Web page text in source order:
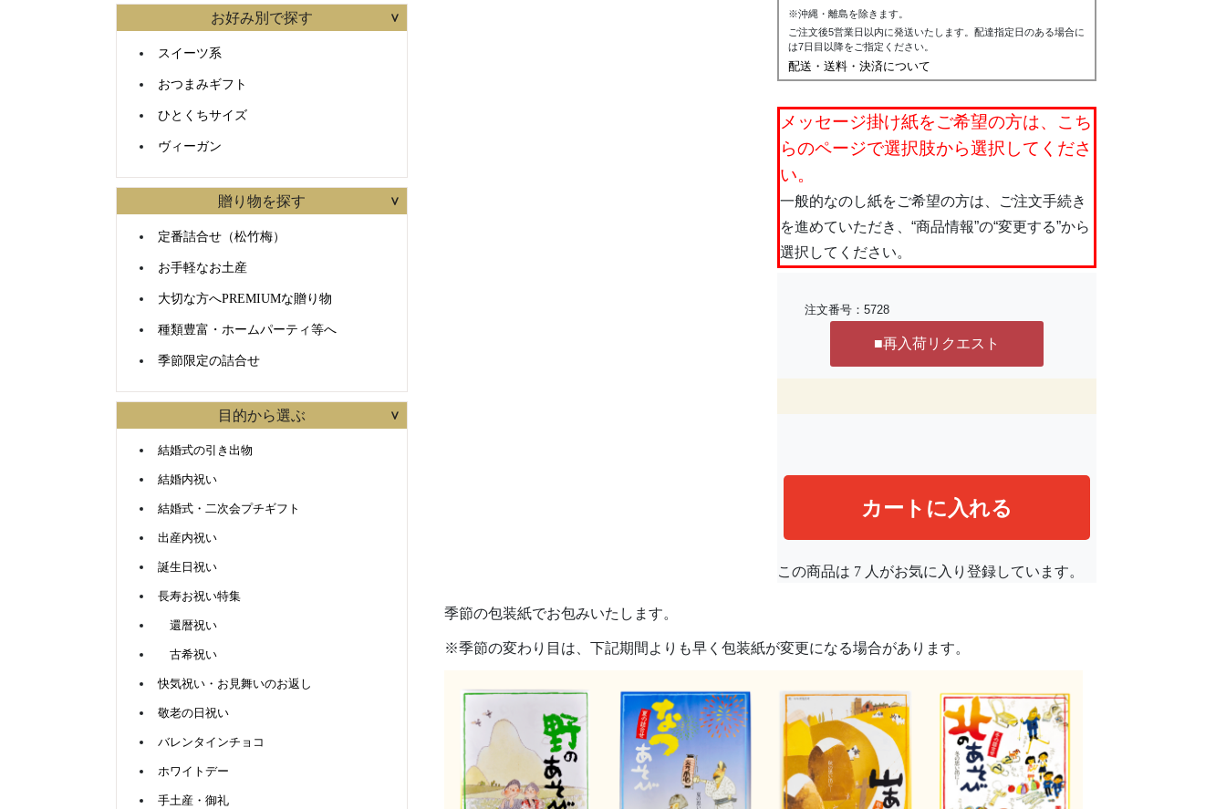
※沖縄・離島を除きます。
ご注文後5営業日以内に発送いたします。配達指定日のある場合に
は7日目以降をご指定ください。
配送・送料・決済について
メッセージ掛け紙をご希望の方は、こち
らのページで選択肢から選択してくださ
い。
一般的なのし紙をご希望の方は、ご注文手続き
を進めていただき、“商品情報”の“変更する”から
選択してください。
注文番号： 5728
この商品は 7 人がお気に入り登録しています。
季節の包装紙でお包みいたします。
※季節の変わり目は、下記期間よりも早く包装紙が変更になる場合があります。
お好み別で探す
スイーツ系
おつまみギフト
ひとくちサイズ
ヴィーガン
贈り物を探す
定番詰合せ（松竹梅）
お手軽なお土産
大切な方へPREMIUMな贈り物
種類豊富・ホームパーティ等へ
季節限定の詰合せ
目的から選ぶ
結婚式の引き出物
結婚内祝い
結婚式・二次会プチギフト
出産内祝い
誕生日祝い
長寿お祝い特集
還暦祝い
古希祝い
快気祝い・お見舞いのお返し
敬老の日祝い
バレンタインチョコ
ホワイトデー
手土産・御礼